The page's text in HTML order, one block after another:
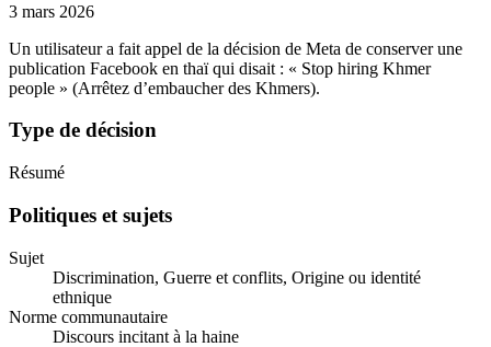
3 mars 2026
Un utilisateur a fait appel de la décision de Meta de conserver une
publication Facebook en thaï qui disait : « Stop hiring Khmer
people » (Arrêtez d’embaucher des Khmers).
Type de décision
Résumé
Politiques et sujets
Sujet
Discrimination, Guerre et conflits, Origine ou identité
ethnique
Norme communautaire
Discours incitant à la haine